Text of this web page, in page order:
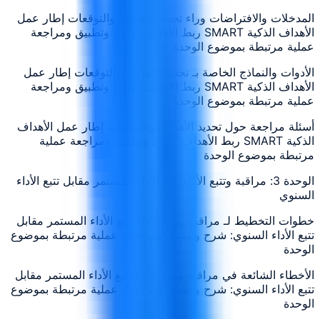
المدخلات والافتراضات وراء تحديد الأهداف والتوقعات إطار عمل
الأهداف الذكية SMART ربط الأهداف: شرح وتطبيق ومراجعة
عملية مرتبطة بموضوع الوحدة
الأدوات والنماذج الخاصة بـ تحديد الأهداف والتوقعات إطار عمل
الأهداف الذكية SMART ربط الأهداف: شرح وتطبيق ومراجعة
عملية مرتبطة بموضوع الوحدة
أسئلة مراجعة حول تحديد الأهداف والتوقعات إطار عمل الأهداف
الذكية SMART ربط الأهداف: شرح وتطبيق ومراجعة عملية
مرتبطة بموضوع الوحدة
الوحدة 3: مراقبة وتتبع الأداء تتبع الأداء المستمر مقابل تتبع الأداء
السنوي
خطوات التخطيط لـ مراقبة وتتبع الأداء تتبع الأداء المستمر مقابل
تتبع الأداء السنوي: شرح وتطبيق ومراجعة عملية مرتبطة بموضوع
الوحدة
الأخطاء الشائعة في مراقبة وتتبع الأداء تتبع الأداء المستمر مقابل
تتبع الأداء السنوي: شرح وتطبيق ومراجعة عملية مرتبطة بموضوع
الوحدة